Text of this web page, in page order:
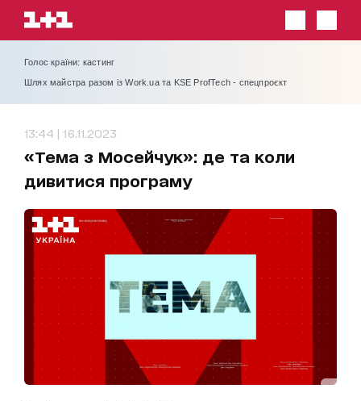
Голос країни: кастинг
Шлях майстра разом із Work.ua та KSE ProfTech - спецпроєкт
13:44 | 16.11.2023
«Тема з Мосейчук»: де та коли
дивитися програму